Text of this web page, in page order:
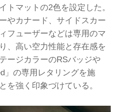
トマットの2色を設定した。
やカナード、サイドスカー
フューザーなどは専用のマ
、高い空力性能と存在感を
ージカラーのRSバッジや
」の専用レタリングを施
を強く印象づけている。